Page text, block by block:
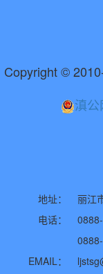
Copyright ©
滇
地址：
丽江
电话：
EMAIL：